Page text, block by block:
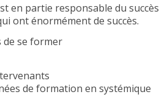
en partie responsable du succès
ont énormément de succès.
se former
de formation en systémique